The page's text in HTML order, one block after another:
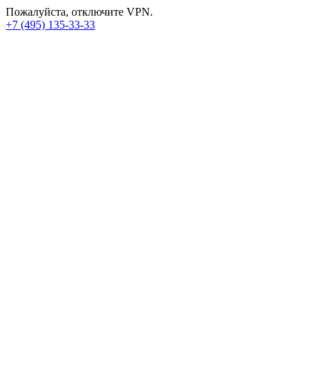
Пожалуйста, отключите VPN.
+7 (495) 135-33-33